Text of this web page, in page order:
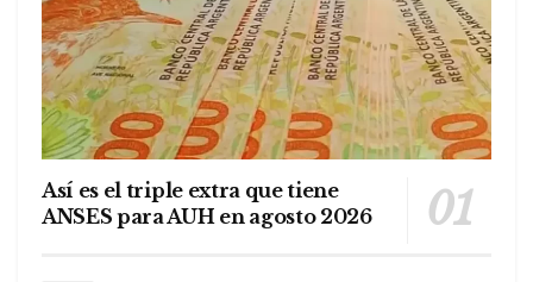
Así es el triple extra que tiene
ANSES para AUH en agosto 2026